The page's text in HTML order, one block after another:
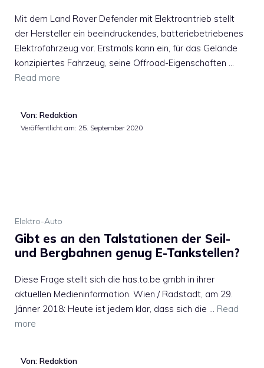
Mit dem Land Rover Defender mit Elektroantrieb stellt
der Hersteller ein beeindruckendes, batteriebetriebenes
Elektrofahrzeug vor. Erstmals kann ein, für das Gelände
konzipiertes Fahrzeug, seine Offroad-Eigenschaften …
Read more
Von: Redaktion
Veröffentlicht am: 25. September 2020
Elektro-Auto
Gibt es an den Talstationen der Seil-
und Bergbahnen genug E-Tankstellen?
Diese Frage stellt sich die has.to.be gmbh in ihrer
aktuellen Medieninformation. Wien / Radstadt, am 29.
Jänner 2018: Heute ist jedem klar, dass sich die … Read
more
Von: Redaktion